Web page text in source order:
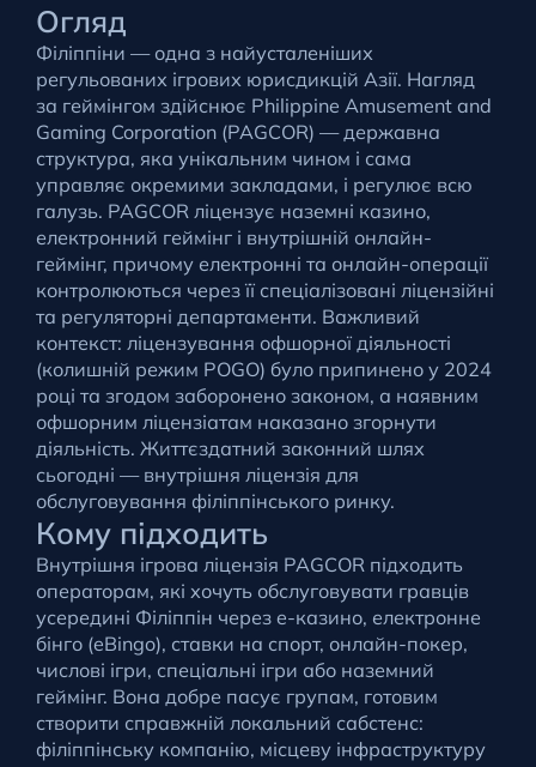
Огляд
Філіппіни — одна з найусталеніших
регульованих ігрових юрисдикцій Азії. Нагляд
за геймінгом здійснює Philippine Amusement and
Gaming Corporation (PAGCOR) — державна
структура, яка унікальним чином і сама
управляє окремими закладами, і регулює всю
галузь. PAGCOR ліцензує наземні казино,
електронний геймінг і внутрішній онлайн-
геймінг, причому електронні та онлайн-операції
контролюються через її спеціалізовані ліцензійні
та регуляторні департаменти. Важливий
контекст: ліцензування офшорної діяльності
(колишній режим POGO) було припинено у 2024
році та згодом заборонено законом, а наявним
офшорним ліцензіатам наказано згорнути
діяльність. Життєздатний законний шлях
сьогодні — внутрішня ліцензія для
обслуговування філіппінського ринку.
Кому підходить
Внутрішня ігрова ліцензія PAGCOR підходить
операторам, які хочуть обслуговувати гравців
усередині Філіппін через e-казино, електронне
бінго (eBingo), ставки на спорт, онлайн-покер,
числові ігри, спеціальні ігри або наземний
геймінг. Вона добре пасує групам, готовим
створити справжній локальний сабстенс:
філіппінську компанію, місцеву інфраструктуру